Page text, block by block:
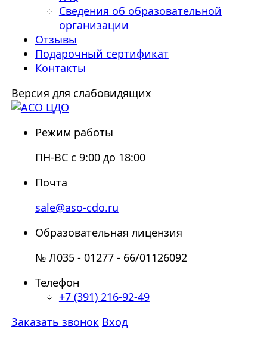
Сведения об образовательной
организации
Отзывы
Подарочный сертификат
Контакты
Версия для слабовидящих
Режим работы
ПН-ВС с 9:00 до 18:00
Почта
sale@aso-cdo.ru
Образовательная лицензия
№ Л035 - 01277 - 66/01126092
Телефон
+7 (391) 216-92-49
Заказать звонок Вход